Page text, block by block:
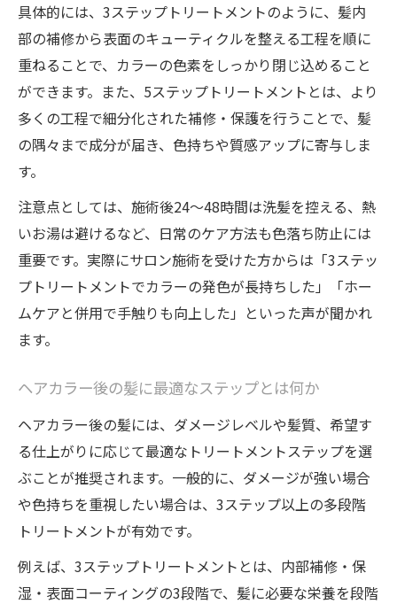
具体的には、3ステップトリートメントのように、髪内
部の補修から表面のキューティクルを整える工程を順に
重ねることで、カラーの色素をしっかり閉じ込めること
ができます。また、5ステップトリートメントとは、より
多くの工程で細分化された補修・保護を行うことで、髪
の隅々まで成分が届き、色持ちや質感アップに寄与しま
す。
注意点としては、施術後24〜48時間は洗髪を控える、熱
いお湯は避けるなど、日常のケア方法も色落ち防止には
重要です。実際にサロン施術を受けた方からは「3ステッ
プトリートメントでカラーの発色が長持ちした」「ホー
ムケアと併用で手触りも向上した」といった声が聞かれ
ます。
ヘアカラー後の髪に最適なステップとは何か
ヘアカラー後の髪には、ダメージレベルや髪質、希望す
る仕上がりに応じて最適なトリートメントステップを選
ぶことが推奨されます。一般的に、ダメージが強い場合
や色持ちを重視したい場合は、3ステップ以上の多段階
トリートメントが有効です。
例えば、3ステップトリートメントとは、内部補修・保
湿・表面コーティングの3段階で、髪に必要な栄養を段階